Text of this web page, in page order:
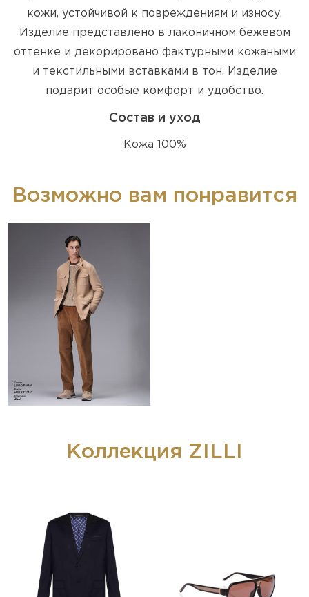
кожи, устойчивой к повреждениям и износу.
Изделие представлено в лаконичном бежевом
оттенке и декорировано фактурными кожаными
и текстильными вставками в тон. Изделие
подарит особые комфорт и удобство.
Состав и уход
Кожа 100%
Возможно вам понравится
Коллекция ZILLI